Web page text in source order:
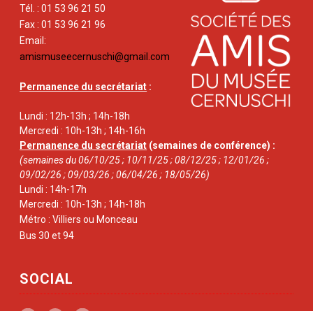
Tél. : 01 53 96 21 50
Fax : 01 53 96 21 96
Email:
amismuseecernuschi@gmail.com
Permanence du secrétariat :
Lundi : 12h-13h ; 14h-18h
Mercredi : 10h-13h ; 14h-16h
Permanence du secrétariat (semaines de conférence) :
(semaines du 06/10/25 ; 10/11/25 ; 08/12/25 ; 12/01/26 ;
09/02/26 ; 09/03/26 ; 06/04/26 ; 18/05/26)
Lundi : 14h-17h
Mercredi : 10h-13h ; 14h-18h
Métro : Villiers ou Monceau
Bus 30 et 94
SOCIAL